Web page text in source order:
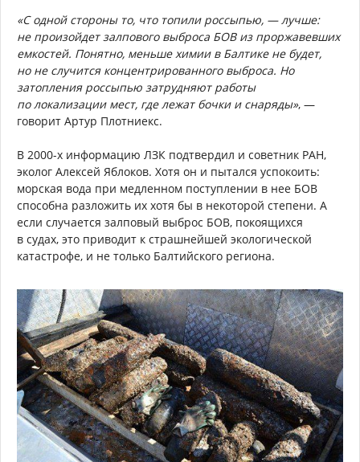
«С одной стороны то, что топили россыпью, — лучше:
не произойдет залпового выброса БОВ из проржавевших
емкостей. Понятно, меньше химии в Балтике не будет,
но не случится концентрированного выброса. Но
затопления россыпью затрудняют работы
по локализации мест, где лежат бочки и снаряды», —
говорит Артур Плотниекс.
В 2000-х информацию ЛЗК подтвердил и советник РАН,
эколог Алексей Яблоков. Хотя он и пытался успокоить:
морская вода при медленном поступлении в нее БОВ
способна разложить их хотя бы в некоторой степени. А
если случается залповый выброс БОВ, покоящихся
в судах, это приводит к страшнейшей экологической
катастрофе, и не только Балтийского региона.